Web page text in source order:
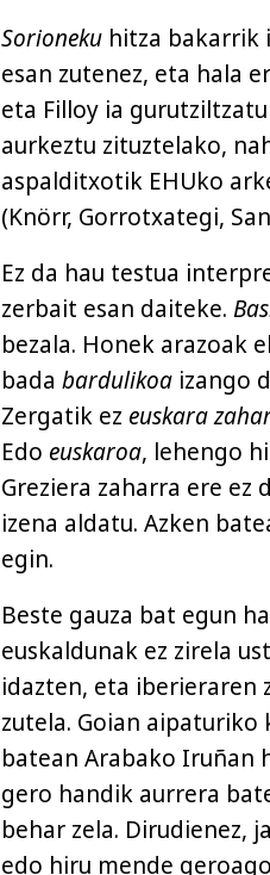
Sorioneku hitza bakarrik
esan zutenez, eta hala
eta Filloy ia
aurkeztu zituztelako,
aspalditxotik EHUko
(Knörr, Gorrotxategi,
Ez da hau testua
zerbait esan daiteke.
bezala. Honek arazoak
bada bardulikoa izango
Zergatik ez euskara
Edo euskaroa, lehengo
Greziera zaharra ere
izena aldatu. Azken
egin.
Beste gauza bat egun
euskaldunak ez zirela
idazten, eta iberieraren
zutela. Goian aipaturiko
batean Arabako Iruñan
gero handik aurrera
behar zela. Dirudienez,
edo hiru mende